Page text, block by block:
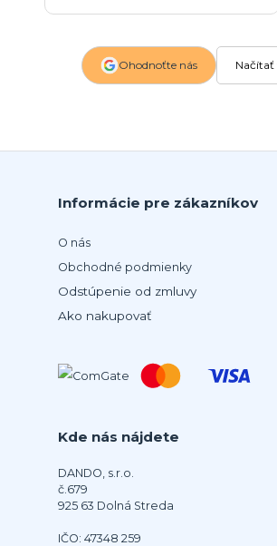
Ohodnoťte nás Načítať
Informácie pre zákazníkov
O nás
Obchodné podmienky
Odstúpenie od zmluvy
Ako nakupovať
Kde nás nájdete
DANDO, s.r.o.
č.679
925 63 Dolná Streda
IČO: 47348 259